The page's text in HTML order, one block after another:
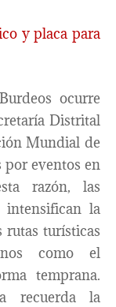
y placa para
ocurre
Distrital
Mundial de
por eventos en
razón, las
intensifican la
rutas turísticas
como el
temprana.
recuerda la